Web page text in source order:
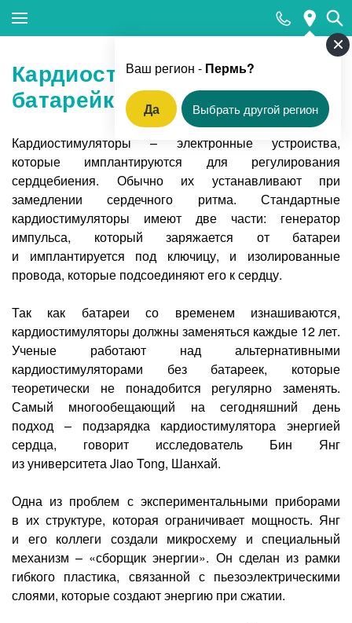
Ваш регион - Пермь?
Да Выбрать другой регион
Популярные запросы
Прием педиатра
МРТ
КТ
Прием гинеколога
УЗИ
Приём врача-стоматолога
Лазерная коррекция зрения
Кардиостимулятор без
батарейки
Кардиостимуляторы – электронные устройства,
которые имплантируются для регулирования
сердцебиения. Обычно их устанавливают при
замедлении сердечного ритма. Стандартные
кардиостимуляторы имеют две части: генератор
импульса, который заряжается от батареи
и имплантируется под ключицу, и изолированные
провода, которые подсоединяют его к сердцу.
Так как батареи со временем изнашиваются,
кардиостимуляторы должны заменяться каждые 12 лет.
Ученые работают над альтернативными
кардиостимуляторами без батареек, которые
теоретически не понадобится регулярно заменять.
Самый многообещающий на сегодняшний день
подход – подзарядка кардиостимулятора энергией
сердца, говорит исследователь Бин Янг
из университета Jiao Tong, Шанхай.
Одна из проблем с экспериментальными приборами
в их структуре, которая ограничивает мощность. Янг
и его коллеги создали микросхему и специальный
механизм – «сборщик энергии». Он сделан из рамки
гибкого пластика, связанной с пьезоэлектрическими
слоями, которые создают энергию при сжатии.